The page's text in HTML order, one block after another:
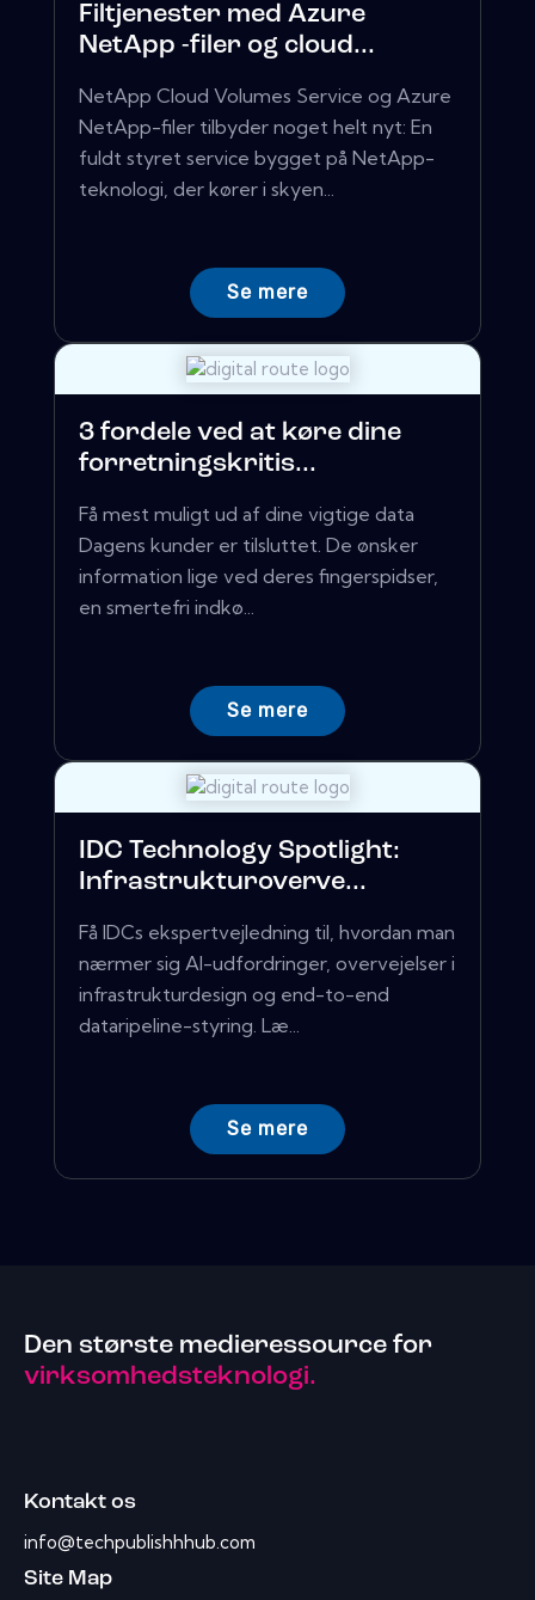
Filtjenester med Azure
NetApp -filer og cloud...
NetApp Cloud Volumes Service og Azure
NetApp-filer tilbyder noget helt nyt: En
fuldt styret service bygget på NetApp-
teknologi, der kører i skyen...
Se mere
3 fordele ved at køre dine
forretningskritis...
Få mest muligt ud af dine vigtige data
Dagens kunder er tilsluttet. De ønsker
information lige ved deres fingerspidser,
en smertefri indkø...
Se mere
IDC Technology Spotlight:
Infrastrukturoverve...
Få IDCs ekspertvejledning til, hvordan man
nærmer sig AI-udfordringer, overvejelser i
infrastrukturdesign og end-to-end
dataripeline-styring. Læ...
Se mere
Den største medieressource for
virksomhedsteknologi.
Kontakt os
info@techpublishhhub.com
Site Map